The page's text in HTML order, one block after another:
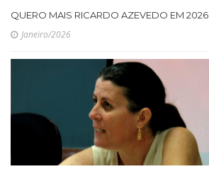
QUERO MAIS RICARDO AZEVEDO EM 2026
Janeiro/2026